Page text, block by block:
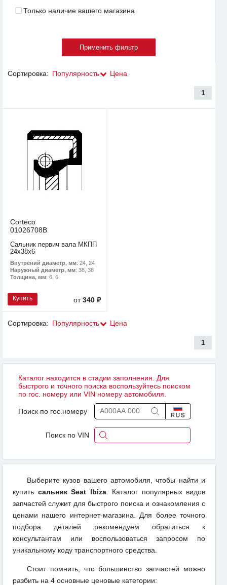
Только наличие вашего магазина
Сортировка: Популярность Цена
1
Corteco
01026708B
Сальник первич вала МКПП
24x38x6
Внутрений диаметр, мм: 24, 24
Наружный диаметр, мм: 38, 38
Толщина, мм: 6, 6
Купить от340 ₽
Сортировка: Популярность Цена
1
Каталог находится в стадии заполнения. Для
быстрого и точного поиска воспользуйтесь поиском
по гос. номеру или VIN номеру автомобиля.
Поиск по гос.номеру
Поиск по VIN
Выберите кузов вашего автомобиля, чтобы найти и
купить сальник Seat Ibiza. Каталог популярных видов
запчастей служит для быстрого поиска и ознакомления с
ценами нашего интернет-магазина. Для более точного
подбора деталей рекомендуем обратиться к
консультантам или воспользоваться запросом по
уникальному коду транспортного средства.
Стоит помнить, что большинство запчастей можно
разбить на 4 основные ценовые категории: